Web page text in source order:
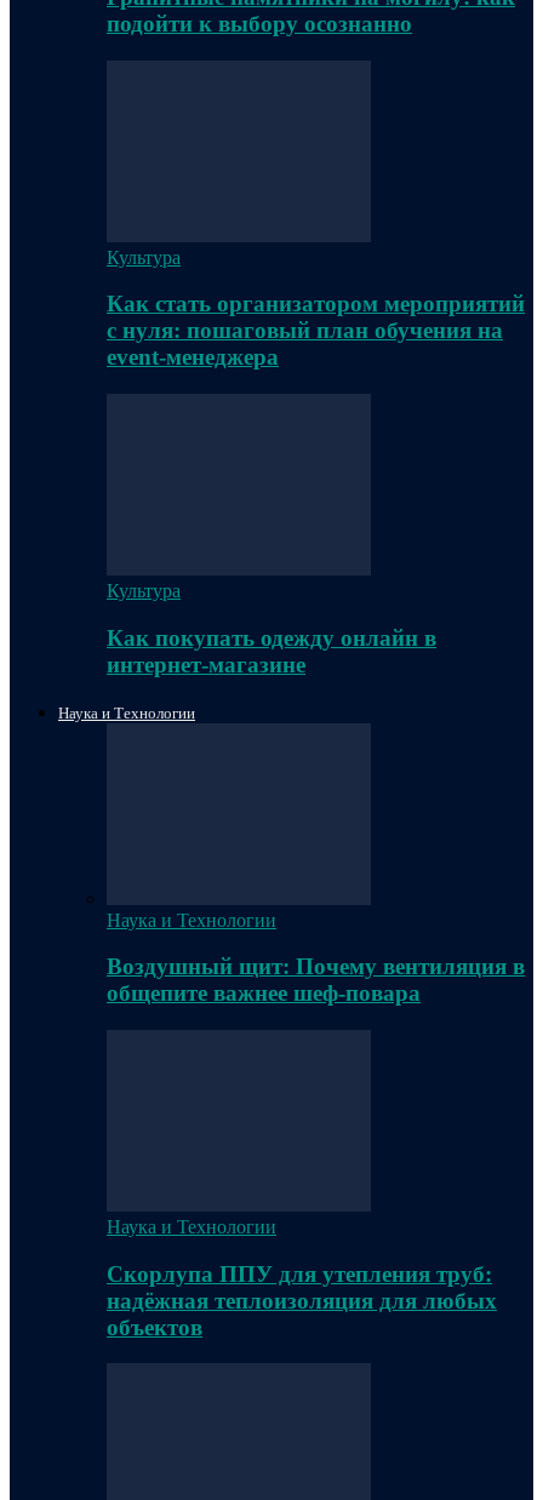
подойти к выбору осознанно
Культура
Как стать организатором мероприятий
с нуля: пошаговый план обучения на
event-менеджера
Культура
Как покупать одежду онлайн в
интернет-магазине
Наука и Технологии
Наука и Технологии
Воздушный щит: Почему вентиляция в
общепите важнее шеф-повара
Наука и Технологии
Скорлупа ППУ для утепления труб:
надёжная теплоизоляция для любых
объектов